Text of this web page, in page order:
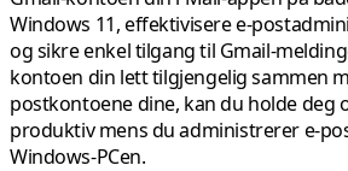
Windows 11, effektivisere e-
og sikre enkel tilgang til Gmail-
kontoen din lett tilgjengelig sammen
postkontoene dine, kan du holde deg
produktiv mens du administrerer e-
Windows-PCen.